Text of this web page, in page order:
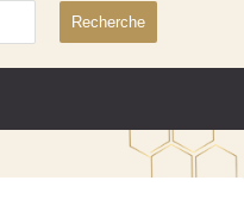
Recherche